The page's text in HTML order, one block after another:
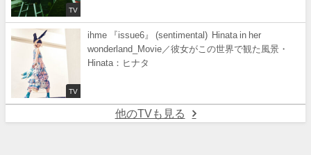
TV
TV
ihme 『issue6』 (sentimental) Hinata in her
wonderland_Movie／彼女がこの世界で観た風景・
Hinata：ヒナタ
他のTVも見る